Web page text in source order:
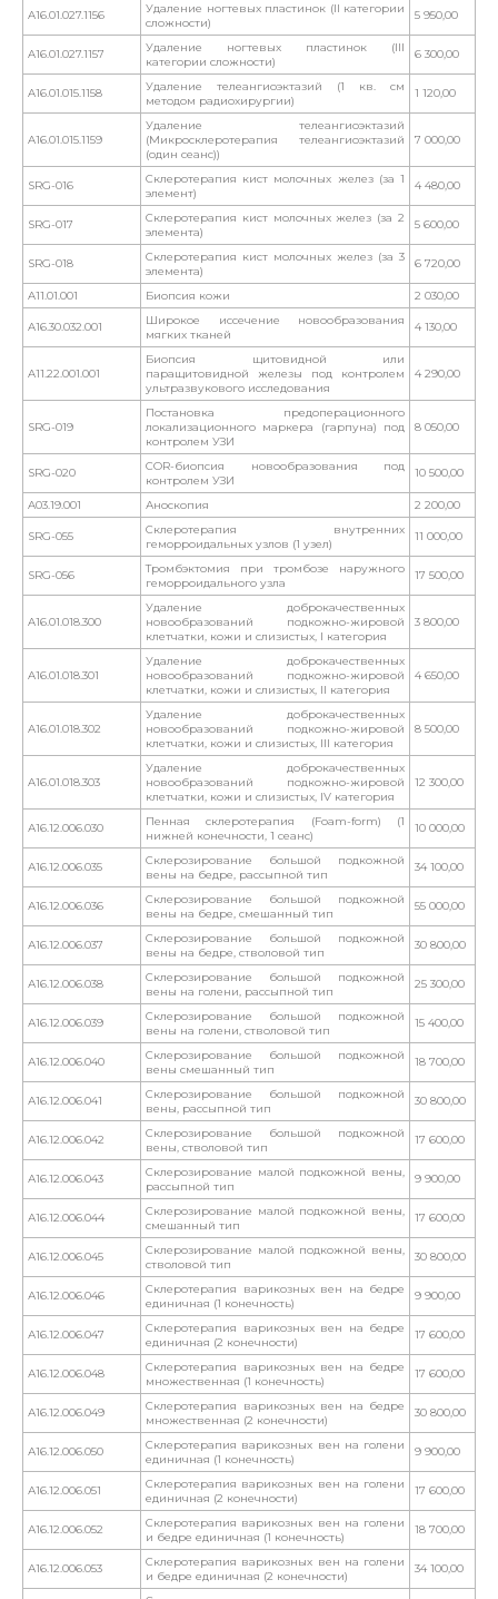
A16.01.027.1156
Удаление ногтевых пластинок (II категории
сложности)
5 950,00
A16.01.027.1157
Удаление ногтевых пластинок (III
категории сложности)
6 300,00
A16.01.015.1158
Удаление телеангиоэктазий (1 кв. см
методом радиохирургии)
1 120,00
A16.01.015.1159
Удаление телеангиоэктазий
(Микросклеротерапия телеангиоэктазий
(один сеанс))
7 000,00
SRG-016
Склеротерапия кист молочных желез (за 1
элемент)
4 480,00
SRG-017
Склеротерапия кист молочных желез (за 2
элемента)
5 600,00
SRG-018
Склеротерапия кист молочных желез (за 3
элемента)
6 720,00
A11.01.001 Биопсия кожи 2 030,00
A16.30.032.001
Широкое иссечение новообразования
мягких тканей
4 130,00
A11.22.001.001
Биопсия щитовидной или
паращитовидной железы под контролем
ультразвукового исследования
4 290,00
SRG-019
Постановка предоперационного
локализационного маркера (гарпуна) под
контролем УЗИ
8 050,00
SRG-020
COR-биопсия новообразования под
контролем УЗИ
10 500,00
A03.19.001 Аноскопия 2 200,00
SRG-055
Склеротерапия внутренних
геморроидальных узлов (1 узел)
11 000,00
SRG-056
Тромбэктомия при тромбозе наружного
геморроидального узла
17 500,00
A16.01.018.300
Удаление доброкачественных
новообразований подкожно-жировой
клетчатки, кожи и слизистых, I категория
3 800,00
A16.01.018.301
Удаление доброкачественных
новообразований подкожно-жировой
клетчатки, кожи и слизистых, II категория
4 650,00
A16.01.018.302
Удаление доброкачественных
новообразований подкожно-жировой
клетчатки, кожи и слизистых, III категория
8 500,00
A16.01.018.303
Удаление доброкачественных
новообразований подкожно-жировой
клетчатки, кожи и слизистых, IV категория
12 300,00
А16.12.006.030
Пенная склеротерапия (Foam-form) (1
нижней конечности, 1 сеанс)
10 000,00
А16.12.006.035
Склерозирование большой подкожной
вены на бедре, рассыпной тип
34 100,00
А16.12.006.036
Склерозирование большой подкожной
вены на бедре, смешанный тип
55 000,00
А16.12.006.037
Склерозирование большой подкожной
вены на бедре, стволовой тип
30 800,00
А16.12.006.038
Склерозирование большой подкожной
вены на голени, рассыпной тип
25 300,00
А16.12.006.039
Склерозирование большой подкожной
вены на голени, стволовой тип
15 400,00
А16.12.006.040
Склерозирование большой подкожной
вены смешанный тип
18 700,00
А16.12.006.041
Склерозирование большой подкожной
вены, рассыпной тип
30 800,00
А16.12.006.042
Склерозирование большой подкожной
вены, стволовой тип
17 600,00
А16.12.006.043
Склерозирование малой подкожной вены,
рассыпной тип
9 900,00
А16.12.006.044
Склерозирование малой подкожной вены,
смешанный тип
17 600,00
А16.12.006.045
Склерозирование малой подкожной вены,
стволовой тип
30 800,00
А16.12.006.046
Склеротерапия варикозных вен на бедре
единичная (1 конечность)
9 900,00
А16.12.006.047
Склеротерапия варикозных вен на бедре
единичная (2 конечности)
17 600,00
А16.12.006.048
Склеротерапия варикозных вен на бедре
множественная (1 конечность)
17 600,00
А16.12.006.049
Склеротерапия варикозных вен на бедре
множественная (2 конечности)
30 800,00
А16.12.006.050
Склеротерапия варикозных вен на голени
единичная (1 конечность)
9 900,00
А16.12.006.051
Склеротерапия варикозных вен на голени
единичная (2 конечности)
17 600,00
А16.12.006.052
Склеротерапия варикозных вен на голени
и бедре единичная (1 конечность)
18 700,00
А16.12.006.053
Склеротерапия варикозных вен на голени
и бедре единичная (2 конечности)
34 100,00